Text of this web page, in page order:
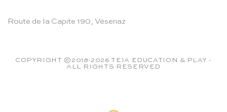
Route de la Capite 190, Vésenaz
COPYRIGHT ©2018-2026 TEIA EDUCATION & PLAY -
ALL RIGHTS RESERVED